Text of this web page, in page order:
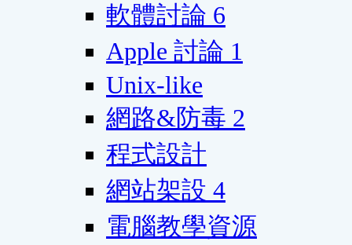
軟體討論 6
Apple 討論 1
Unix-like
網路&防毒 2
程式設計
網站架設 4
電腦教學資源